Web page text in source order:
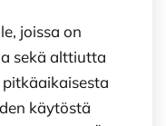
joissa on
sekä alttiutta
käytöstä